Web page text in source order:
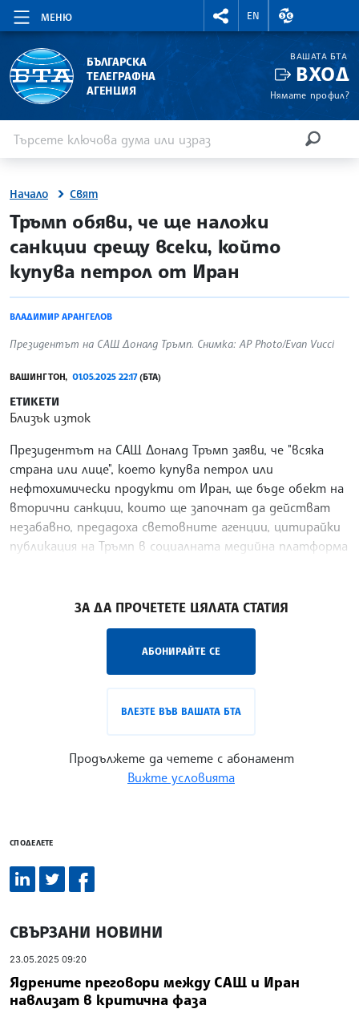
МЕНЮ
RIGHTMENU.SOCIAL
EN
ВАЛУТНИ
БЪЛГАРСКА
ТЕЛЕГРАФНА
АГЕНЦИЯ
ВАШАТА БТА
ВХОД
Нямате профил?
Начало Свят
site.bta
Тръмп обяви, че ще наложи
санкции срещу всеки, който
купува петрол от Иран
ВЛАДИМИР АРАНГЕЛОВ
Президентът на САЩ Доналд Тръмп. Снимка: AP Photo/Evan Vucci
ВАШИНГТОН, 01.05.2025 22:17(БТА)
ЕТИКЕТИ
Близък изток
Президентът на САЩ Доналд Тръмп заяви, че "всяка
страна или лице", което купува петрол или
нефтохимически продукти от Иран, ще бъде обект на
вторични санкции, които ще започнат да действат
незабавно, предадоха световните агенции, цитирайки
публикация на Тръмп в социалната медийна платформа
ЗА ДА ПРОЧЕТЕТЕ ЦЯЛАТА СТАТИЯ
АБОНИРАЙТЕ СЕ
ВЛЕЗТЕ ВЪВ ВАШАТА БТА
Продължете да четете с абонамент
Вижте условията
СПОДЕЛЕТЕ
СВЪРЗАНИ НОВИНИ
23.05.2025 09:20
Ядрените преговори между САЩ и Иран
навлизат в критична фаза